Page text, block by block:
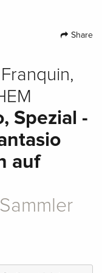
Share
Spezial -
auf